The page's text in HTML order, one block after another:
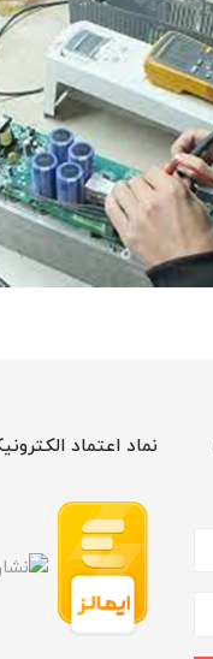
نماد اعتماد